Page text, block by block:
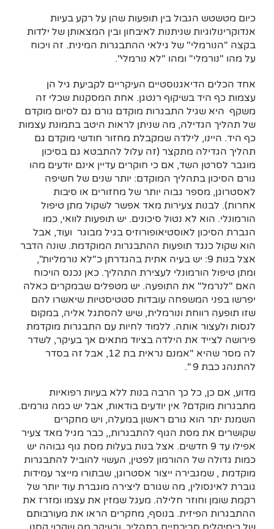
כיום מטשטש הגבול בין תופעות שהן על רקע בעיות
אנדוקרינולוגיות שניתנות לאיבחון ובין המצאותן של ילדות
בקצה "הנורמלי" של גילאי ההתבגרות המינית. זה ויכוח
על מהו "נורמלי" ומהו "לא נורמלי".
אחד הכלים הדיאגנוסטיים העיקריים לקביעת גיל הן
עצמות כף היד בשיקוף רנטגן. אחת המסקנות שכלי זה
משקף היא שגיל התבגרות מוקדם גורם גם לסיום מוקדם
של תהליך הגדילה, מה שניתן לראות היטב בתמונת עצמות
כף היד. היינו, לילדה שמקבלת מחזור חודשי מוקדם גם
תהליך הגדילה מתקצר (זה עלול להתבטא גם בסיכון
מוגבר לסרטן השד, אם כי חוקרים עדיין אינם יודעים מהו
גורם הסיכון בתהליך המוקדם: יותר שנים של חשיפה
לאסטרוגן, מספר גבוה יותר של מחזורים או סיבות
אחרות). לבנות צעירות מאד אפשר לשקול מתן טיפול
הורמונלי. הוא לא נטול סיכונים. יש תופעות לוואי, כמו
הגברת הסיכון לאוסטיאופורוזיס בגיל מבוגר ועוד, אבל
הוא שקול כנגד תופעות ההתבגרות המוקדמת. שונה הדבר
אצל בנות 9: יש בעיה אתית בהגדרתן כ"לא נורמליות",
ומתן טיפול הורמונלי לעצירת התהליך. כאן נכנס הויכוח
האם "לנרמל" את התופעה. יש מטפלים שבמקרים כאלה
יפרשו בפני המשפחה עובדות סטטיסטיות שיאשרו להם
שזו תופעה רווחת ונורמלית, שיש להסתגל אליה, במקום
לנסות ולעצור אותה. ללמוד לחיות עם התבגרות מוקדמת
פירושה לצייד את הילדה בציוד מתאים אך בעיקר, לשדר
לה מסר שהיא "אמנם נראית בת 12, אבל זה בסדר
להתנהג כבת 9 ".
מדוע, אם כן, כל כך הרבה בנות ללא בעיות רפואיות
מתבגרות מוקדם? אין יודעים בודאות, אבל יש כמה גורמים.
השמנת יתר הוא גורם ראשון במעלה, ויש מחקרים
שקושרים את מסת הגוף להתבגרות,, כבר מגיל מאד צעיר
אפילו עד 9 חדשים. אצל בנות בעלות מסת גוף גבוהה יש
כמות גדולה של ההורמון לפטין, העשוי להוביל להתבגרות
מוקדמת , שמגבירה ייצור אסטרוגן, שבתורו מייצר עמידות
גוברת לאינסולין, מה שגורם ליצירה מוגברת עוד יותר של
רקמת שומן וחוזר חלילה. מעגל שמזין את עצמו ומזרז את
ההתבגרות הפיזית. בנוסף, מחקרים הראו את מעורבותם